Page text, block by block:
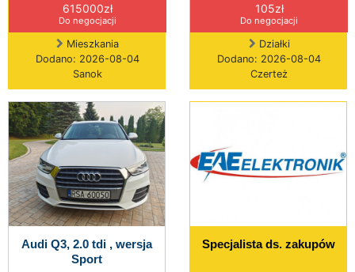
615000zł
Do negocjacji
Mieszkania
Dodano: 2026-08-04
Sanok
105zł
Do negocjacji
Działki
Dodano: 2026-08-04
Czerteż
Audi Q3, 2.0 tdi , wersja
Sport
Specjalista ds. zakupów